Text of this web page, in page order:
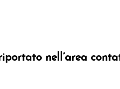
nell’area